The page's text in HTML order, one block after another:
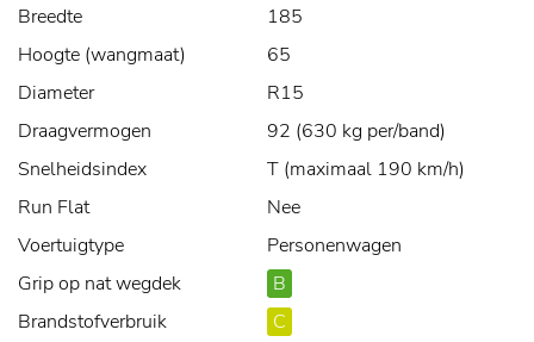
Breedte
185
Hoogte (wangmaat)
65
Diameter
R15
Draagvermogen
92 (630 kg per/band)
Snelheidsindex
T (maximaal 190 km/h)
Run Flat
Nee
Voertuigtype
Personenwagen
Grip op nat wegdek
B
Brandstofverbruik
C